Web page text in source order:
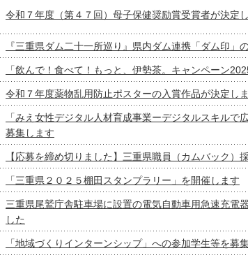
令和７年度（第４７回）母子保健奨励賞受賞者が決定
『三重県ダム二十一所巡り』県内ダム連携「ダム印」
「飲んで！食べて！もっと、伊勢茶。キャンペーン
令和７年度薬物乱用防止ポスターの入賞作品が決定し
「みえ女性デジタル人材育成事業ーデジタルスキルで
募集します
【応募を締め切りました】三重県職員（カムバック）
「三重県２０２５棚田スタンプラリー」を開催します
三重県尾鷲庁舎駐車場に設置の電気自動車用急速充電
した
「地域づくりインターンシップ」への参加学生等を募